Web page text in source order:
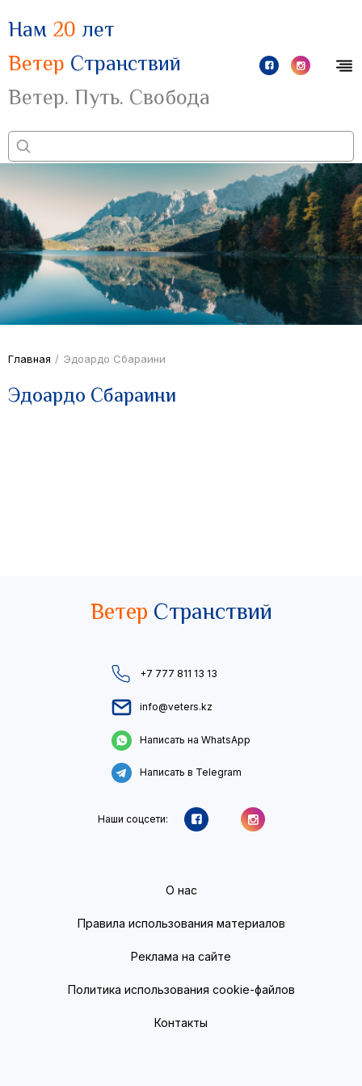
Нам 20 лет
Ветер Странствий
Ветер. Путь. Свобода
Главная / Эдоардо Сбараини
Эдоардо Сбараини
Ветер Странствий
+7 777 811 13 13
info@veters.kz
Написать на WhatsApp
Написать в Telegram
Наши соцсети:
О нас
Правила использования материалов
Реклама на сайте
Политика использования cookie-файлов
Контакты